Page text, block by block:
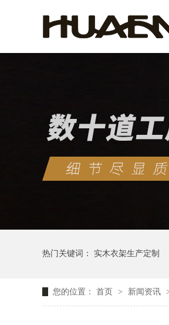
热门关键词： 实木衣架生产定制
您的位置： 首页 > 新闻资讯